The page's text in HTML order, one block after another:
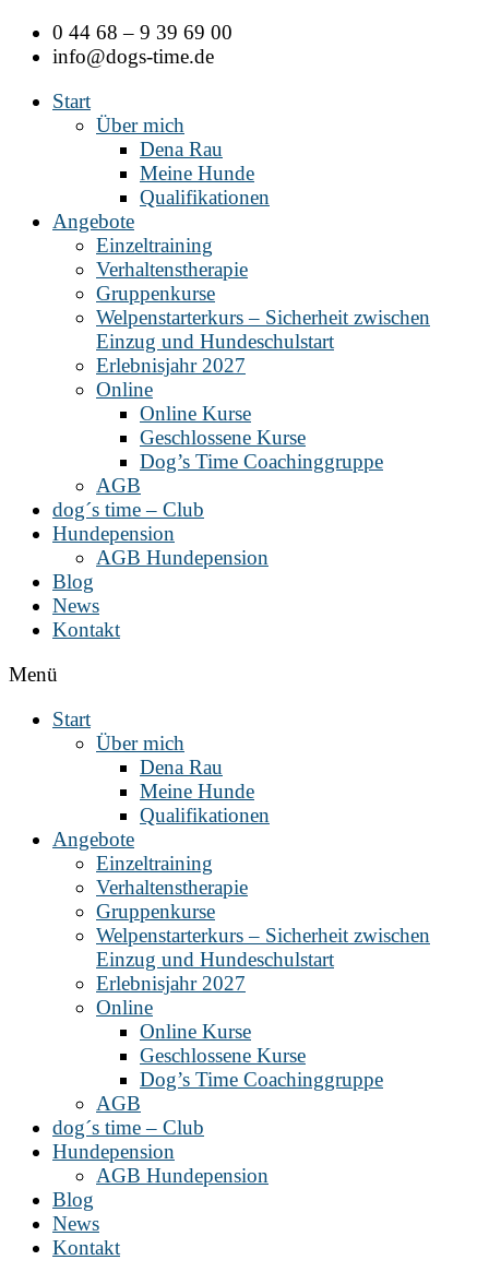
Zum
Inhalt
0 44 68 – 9 39 69 00
info@dogs-time.de
Start
Über mich
Dena Rau
Meine Hunde
Qualifikationen
Angebote
Einzeltraining
Verhaltenstherapie
Gruppenkurse
Welpenstarterkurs – Sicherheit zwischen
Einzug und Hundeschulstart
Erlebnisjahr 2027
Online
Online Kurse
Geschlossene Kurse
Dog’s Time Coachinggruppe
AGB
dog´s time – Club
Hundepension
AGB Hundepension
Blog
News
Kontakt
Menü
Start
Über mich
Dena Rau
Meine Hunde
Qualifikationen
Angebote
Einzeltraining
Verhaltenstherapie
Gruppenkurse
Welpenstarterkurs – Sicherheit zwischen
Einzug und Hundeschulstart
Erlebnisjahr 2027
Online
Online Kurse
Geschlossene Kurse
Dog’s Time Coachinggruppe
AGB
dog´s time – Club
Hundepension
AGB Hundepension
Blog
News
Kontakt